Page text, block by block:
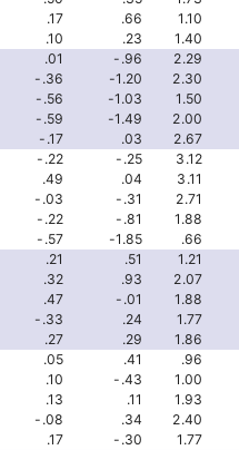
.17 .66
1.10
.10 .23
1.40
.01 -.96
2.29
-.36 -1.20
2.30
-.56 -1.03
1.50
-.59 -1.49
2.00
-.17 .03
2.67
-.22 -.25
3.12
.49 .04
3.11
-.03 -.31
2.71
-.22 -.81
1.88
-.57 -1.85
.66
.21 .51
1.21
.32 .93
2.07
.47 -.01
1.88
-.33 .24
1.77
.27 .29
1.86
.05 .41
.96
.10 -.43
1.00
.13 .11
1.93
-.08 .34
2.40
.17 -.30
1.77